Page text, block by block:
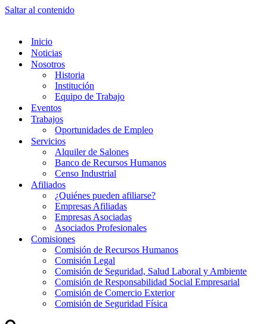
Saltar al contenido
Inicio
Noticias
Nosotros
Historia
Institución
Equipo de Trabajo
Eventos
Trabajos
Oportunidades de Empleo
Servicios
Alquiler de Salones
Banco de Recursos Humanos
Censo Industrial
Afiliados
¿Quiénes pueden afiliarse?
Empresas Afiliadas
Empresas Asociadas
Asociados Profesionales
Comisiones
Comisión de Recursos Humanos
Comisión Legal
Comisión de Seguridad, Salud Laboral y Ambiente
Comisión de Responsabilidad Social Empresarial
Comisión de Comercio Exterior
Comisión de Seguridad Física